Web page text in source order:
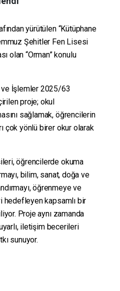
yürütülen “Kütüphane
Şehitler Fen Lisesi
olan “Orman” konulu
ve İşlemler 2025/63
proje; okul
sağlamak, öğrencilerin
çok yönlü birer okur olarak
öğrencilerde okuma
bilim, sanat, doğa ve
öğrenmeye ve
hedefleyen kapsamlı bir
Proje aynı zamanda
iletişim becerileri
sunuyor.